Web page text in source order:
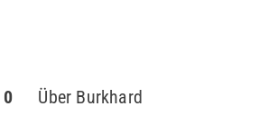
Über Burkhard
0